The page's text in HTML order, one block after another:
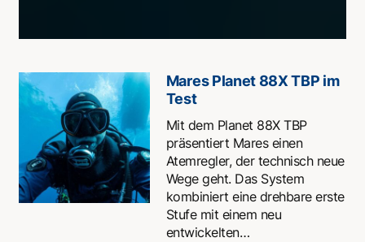
Mares Planet 88X TBP im
Test
Mit dem Planet 88X TBP
präsentiert Mares einen
Atemregler, der technisch neue
Wege geht. Das System
kombiniert eine drehbare erste
Stufe mit einem neu
entwickelten…